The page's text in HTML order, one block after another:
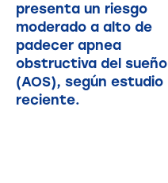
presenta un riesgo
moderado a alto de
padecer apnea
obstructiva del sueño
(AOS), según estudio
reciente.